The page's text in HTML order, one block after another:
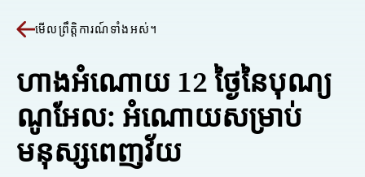
មើលព្រឹត្តិការណ៍ទាំងអស់។
ហាងអំណោយ 12 ថ្ងៃនៃបុណ្យ
ណូអែល: អំណោយសម្រាប់
មនុស្សពេញវ័យ